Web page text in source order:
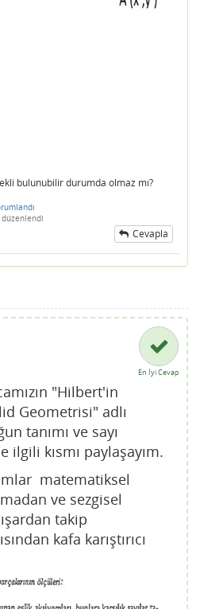
bulunubilir durumda olmaz mı?
düzenlendi
Cevapla
En İyi Cevap
"Hilbert'in
Geometrisi" adlı
tanımı ve sayı
ilgili kısmı paylaşayım.
matematiksel
ve sezgisel
takip
kafa karıştırıcı